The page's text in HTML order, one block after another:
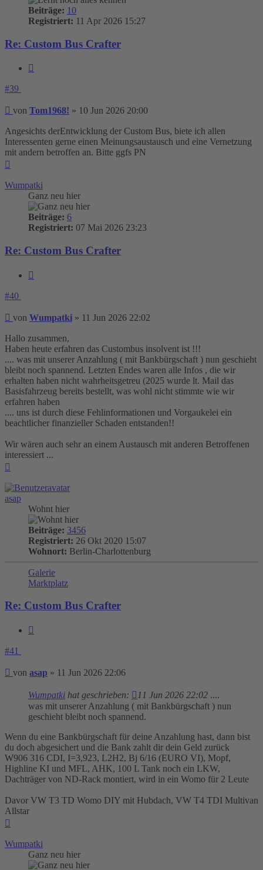
Beiträge: 10
Registriert: 11 Apr 2026 15:27
Re: Custom Bus Crafter
#39
Beitrag
von Tom1968! » 10 Jun 2026 20:00
Angesichts derEntwicklung der Custom Bus, biete ich allen
Interessenten gerne einen Meinungsaustausch und eine Vernetzung
mit andern betroffen an. Bitte ggfs PN
Wumpatki
Ganz neu hier
Beiträge: 6
Registriert: 07 Mai 2026 23:23
Re: Custom Bus Crafter
#40
Beitrag
von Wumpatki » 11 Jun 2026 22:02
Hallo zusammen,
Haben heute erfahren das Custombus insolvent ist !!!
.... was mit unserer Anzahlung ( mit Bankbürgschaft ) nun geschieht
bleibt noch spannend. Letzten Endes waren alle Infos , die wir
erhalten haben nicht wahrheitsgetreu (2025 wurde lt. Mail das
Basisfahrzeug bereits bestellt, was wohl nicht stimmte wie wir
erfahren haben
.... uns ist durch diese Fehlinformationen und Vorgaukelei ein
beachtlicher finanzieller Schaden entstanden!!
Wir wären auch sehr an einem Austausch mit anderen Betroffenen
interessiert ...
asap
Wohnt hier
Beiträge: 3456
Registriert: 26 Okt 2020 15:07
Wohnort: Berlin-Charlottenburg
Galerie
Marktplatz
Re: Custom Bus Crafter
#41
Beitrag
von asap » 11 Jun 2026 22:06
Wumpatki hat geschrieben: 11 Jun 2026 22:02 ....
was mit unserer Anzahlung ( mit Bankbürgschaft ) nun
geschieht bleibt noch spannend.
Wenn du eine Bankbürgschaft für deine Anzahlung hast, dann bist
du doch abgesichert und die Bank zahlt dir dein Geld zurück
W906 316 CDI, I=3,923, L2H2, Bj 6/16 (EURO VI), Mopf,
Highline KI und MFL, AHK, 100 L Tank noch ein LKW,
Dachträger von ND-Rack montiert, wird in ein Womo für 2 Leute
Davor VW T3 TD Womo DIY mit Hubdach, VW T4 TDI Multivan
Allstar
Wumpatki
Ganz neu hier